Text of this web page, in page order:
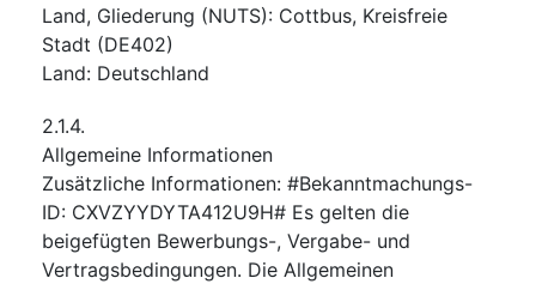
Land, Gliederung (NUTS): Cottbus, Kreisfreie
Stadt (DE402)
Land: Deutschland
2.1.4.
Allgemeine Informationen
Zusätzliche Informationen: #Bekanntmachungs-
ID: CXVZYYDYTA412U9H# Es gelten die
beigefügten Bewerbungs-, Vergabe- und
Vertragsbedingungen. Die Allgemeinen